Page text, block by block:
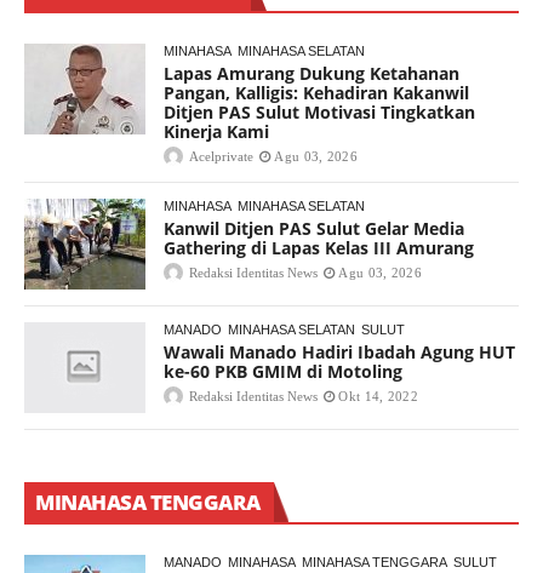
MINAHASA MINAHASA SELATAN
Lapas Amurang Dukung Ketahanan
Pangan, Kalligis: Kehadiran Kakanwil
Ditjen PAS Sulut Motivasi Tingkatkan
Kinerja Kami
Acelprivate Agu 03, 2026
MINAHASA MINAHASA SELATAN
Kanwil Ditjen PAS Sulut Gelar Media
Gathering di Lapas Kelas III Amurang
Redaksi Identitas News Agu 03, 2026
MANADO MINAHASA SELATAN SULUT
Wawali Manado Hadiri Ibadah Agung HUT
ke-60 PKB GMIM di Motoling
Redaksi Identitas News Okt 14, 2022
MINAHASA TENGGARA
MANADO MINAHASA MINAHASA TENGGARA SULUT